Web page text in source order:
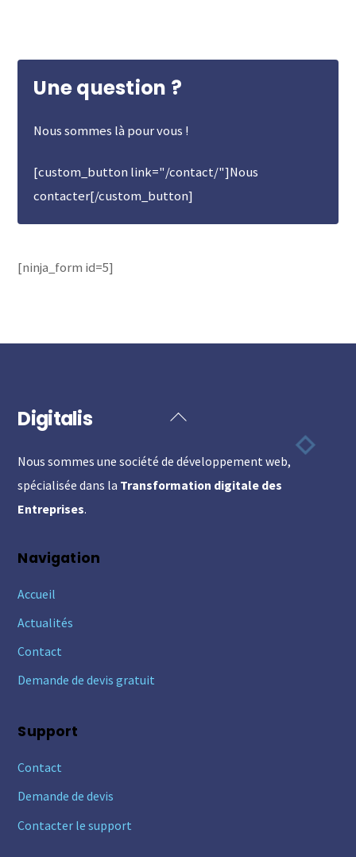
Une question ?
Nous sommes là pour vous !
[custom_button link="/contact/"]Nous
contacter[/custom_button]
[ninja_form id=5]
Back
Top
Digitalis
Nous sommes une société de développement web,
spécialisée dans la Transformation digitale des
Entreprises.
Navigation
Accueil
Actualités
Contact
Demande de devis gratuit
Support
Contact
Demande de devis
Contacter le support